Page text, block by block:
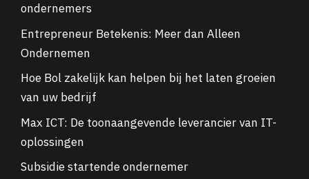
ondernemers
Entrepreneur Betekenis: Meer dan Alleen
Ondernemen
Hoe Bol zakelijk kan helpen bij het laten groeien
van uw bedrijf
Max ICT: De toonaangevende leverancier van IT-
oplossingen
Subsidie startende ondernemer